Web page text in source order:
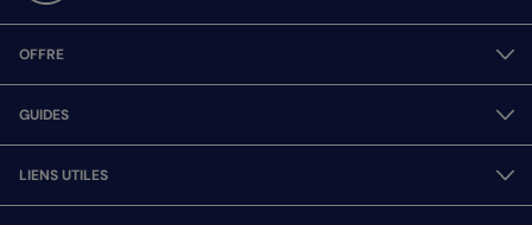
OFFRE
GUIDES
LIENS UTILES